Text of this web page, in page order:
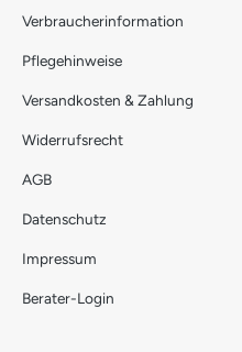
Verbraucherinformation
Pflegehinweise
Versandkosten & Zahlung
Widerrufsrecht
AGB
Datenschutz
Impressum
Berater-Login